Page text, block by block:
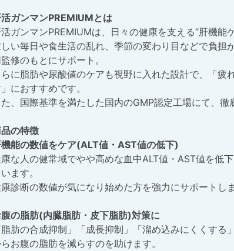
ガンマンPREMIUMとは
ガンマンPREMIUMは、日々の健康を支える“肝機能
い毎日や食生活の乱れ、季節の変わり目などで負
修のもとにサポート。
に脂肪や尿酸値のケアも視野に入れた設計で、「疲
におすすめです。
、国際基準を満たした国内のGMP認定工場にて、徹
の特徴
能の数値をケア(ALT値・AST値の低下)
な人の健常域でやや高めな血中ALT値・AST値を低
ます。
診断の数値が気になり始めた方を強力にサポートしま
の脂肪(内臓脂肪・皮下脂肪)対策に
肪の合成抑制」「成長抑制」「溜め込みにくくす
お腹の脂肪を減らすのを助けます。